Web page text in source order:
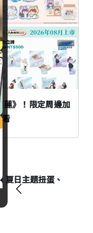
》！限定周邊加
夏日主題扭蛋、